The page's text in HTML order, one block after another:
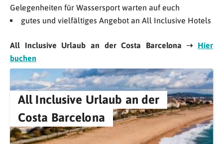
Gelegenheiten für Wassersport warten auf euch
gutes und vielfältiges Angebot an All Inclusive Hotels
All Inclusive Urlaub an der Costa Barcelona ➝ Hier
buchen
All Inclusive Urlaub an der
Costa Barcelona